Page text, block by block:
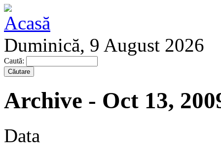
Duminică, 9 August 2026
Caută:
Archive - Oct 13,
Data